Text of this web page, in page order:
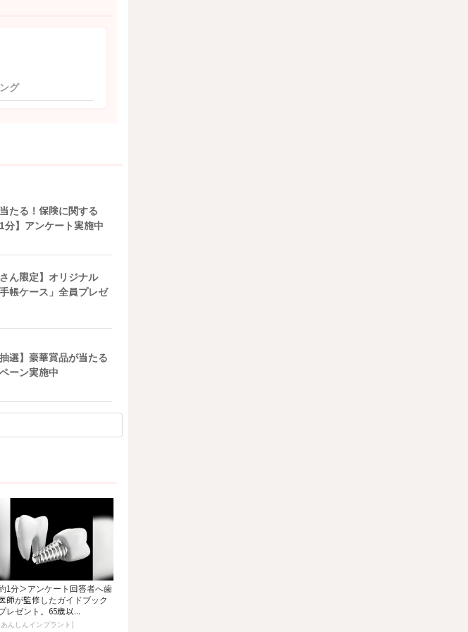
グ
たる！保険に関する
1分】アンケート実施中
さん限定】オリジナル
手帳ケース」全員プレゼ
抽選】豪華賞品が当たる
ーン実施中
1分＞アンケート回答者へ歯
師が監修したガイドブック
レゼント。65歳以...
あんしんインプラント)